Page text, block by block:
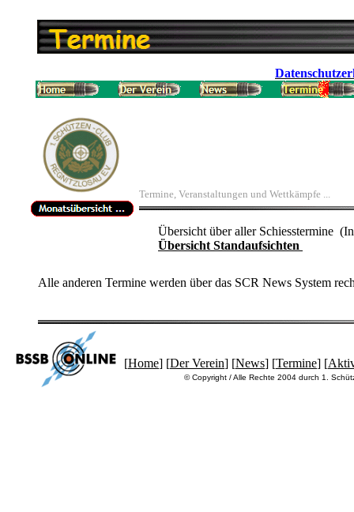
Termine, Veranstaltungen und Wettkämpfe ...
Übersicht über aller Schiesstermine
Übersicht Standaufsichten
Alle anderen Termine werden über das SCR News System
[Home] [Der Verein] [News] [Termine] [
© Copyright / Alle Rechte 2004 durch 1.